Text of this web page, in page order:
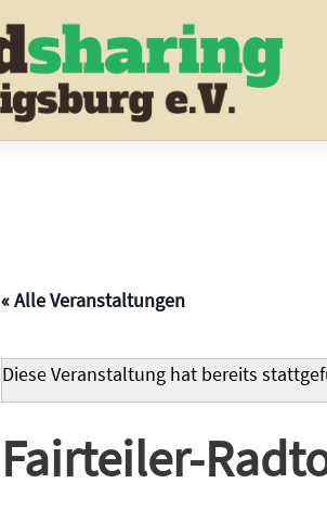
« Alle Veranstaltungen
Diese Veranstaltung hat bereits
Fairteiler-